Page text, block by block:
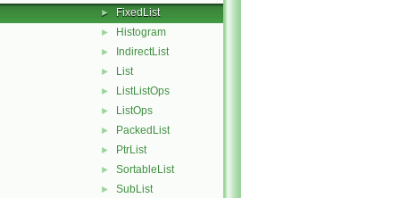
► FixedList
► Histogram
► IndirectList
► List
► ListListOps
► ListOps
► PackedList
► PtrList
► SortableList
► SubList